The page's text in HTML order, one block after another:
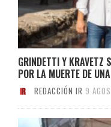
GRINDETTI Y KRAVETZ
POR LA MUERTE DE
REDACCIÓN IR 9